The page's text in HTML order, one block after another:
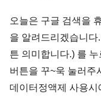
오늘은 구글 검색을
을 알려드리겠습니다
튼 의미합니다.) 를
버튼을 꾸~욱 눌러주
데이터정액제 사용